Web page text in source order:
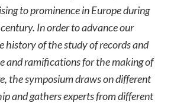
to prominence in Europe during
In order to advance our
history of the study of records and
and ramifications for the making of
the symposium draws on different
and gathers experts from different